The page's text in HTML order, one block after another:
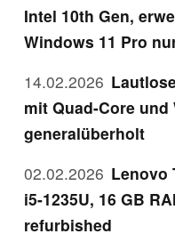
Intel 10th Gen,
Windows 11 Pro
14.02.2026
mit Quad-Core
generalüberholt
02.02.2026 Lenovo
i5-1235U, 16 GB
refurbished